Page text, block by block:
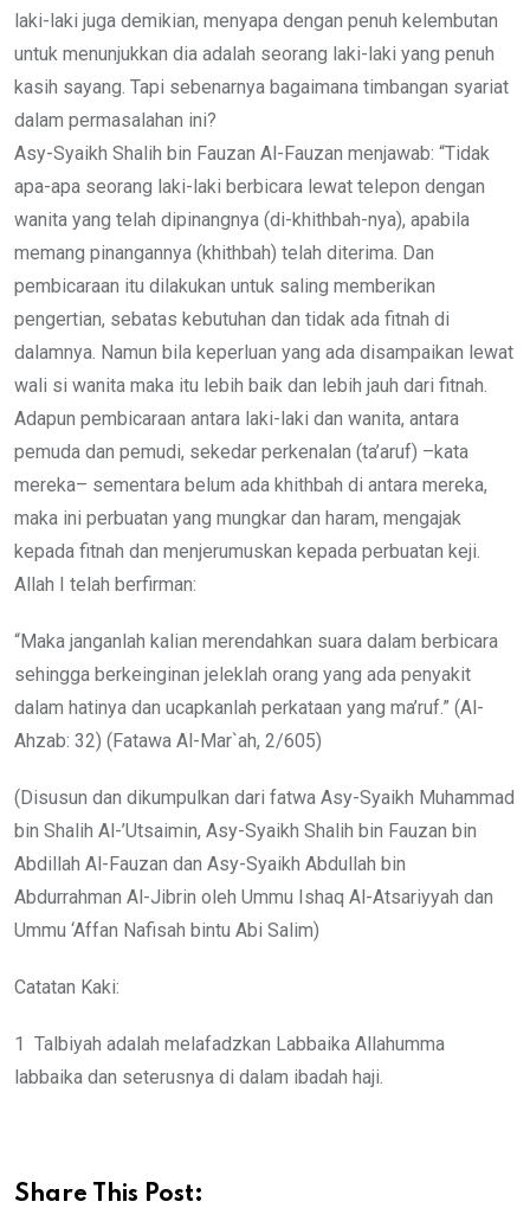
laki-laki juga demikian, menyapa dengan penuh kelembutan
untuk menunjukkan dia adalah seorang laki-laki yang penuh
kasih sayang. Tapi sebenarnya bagaimana timbangan syariat
dalam permasalahan ini?
Asy-Syaikh Shalih bin Fauzan Al-Fauzan menjawab: “Tidak
apa-apa seorang laki-laki berbicara lewat telepon dengan
wanita yang telah dipinangnya (di-khithbah-nya), apabila
memang pinangannya (khithbah) telah diterima. Dan
pembicaraan itu dilakukan untuk saling memberikan
pengertian, sebatas kebutuhan dan tidak ada fitnah di
dalamnya. Namun bila keperluan yang ada disampaikan lewat
wali si wanita maka itu lebih baik dan lebih jauh dari fitnah.
Adapun pembicaraan antara laki-laki dan wanita, antara
pemuda dan pemudi, sekedar perkenalan (ta’aruf) –kata
mereka– sementara belum ada khithbah di antara mereka,
maka ini perbuatan yang mungkar dan haram, mengajak
kepada fitnah dan menjerumuskan kepada perbuatan keji.
Allah I telah berfirman:
“Maka janganlah kalian merendahkan suara dalam berbicara
sehingga berkeinginan jeleklah orang yang ada penyakit
dalam hatinya dan ucapkanlah perkataan yang ma’ruf.” (Al-
Ahzab: 32) (Fatawa Al-Mar`ah, 2/605)
(Disusun dan dikumpulkan dari fatwa Asy-Syaikh Muhammad
bin Shalih Al-’Utsaimin, Asy-Syaikh Shalih bin Fauzan bin
Abdillah Al-Fauzan dan Asy-Syaikh Abdullah bin
Abdurrahman Al-Jibrin oleh Ummu Ishaq Al-Atsariyyah dan
Ummu ‘Affan Nafisah bintu Abi Salim)
Catatan Kaki:
1 Talbiyah adalah melafadzkan Labbaika Allahumma
labbaika dan seterusnya di dalam ibadah haji.
Share This Post: